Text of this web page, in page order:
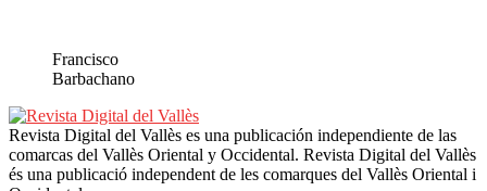
Francisco
Barbachano
Revista Digital del Vallès es una publicación independiente de las
comarcas del Vallès Oriental y Occidental. Revista Digital del Vallès
és una publicació independent de les comarques del Vallès Oriental i